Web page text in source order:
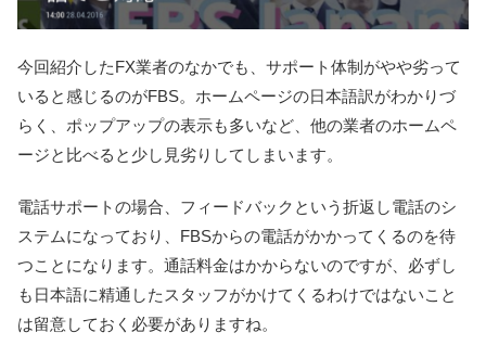
今回紹介したFX業者のなかでも、サポート体制がやや劣って
いると感じるのがFBS。ホームページの日本語訳がわかりづ
らく、ポップアップの表示も多いなど、他の業者のホームペ
ージと比べると少し見劣りしてしまいます。
電話サポートの場合、フィードバックという折返し電話のシ
ステムになっており、FBSからの電話がかかってくるのを待
つことになります。通話料金はかからないのですが、必ずし
も日本語に精通したスタッフがかけてくるわけではないこと
は留意しておく必要がありますね。